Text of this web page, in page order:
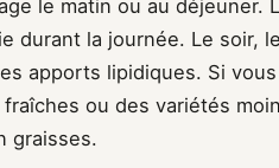
le matin ou au
durant la journée. Le soir,
apports lipidiques. Si
ou des variétés
graisses.